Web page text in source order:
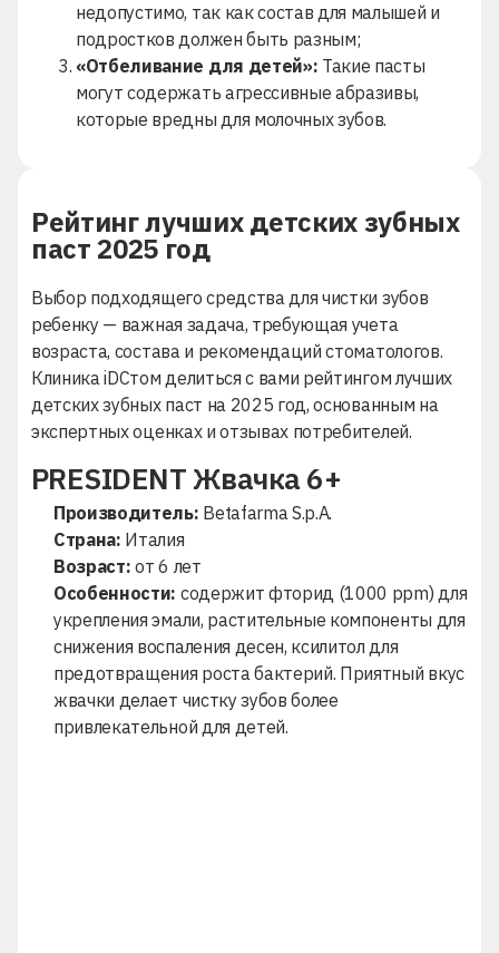
недопустимо, так как состав для малышей и
подростков должен быть разным;
«Отбеливание для детей»: Такие пасты
могут содержать агрессивные абразивы,
которые вредны для молочных зубов.
Рейтинг лучших детских зубных
паст 2025 год
Выбор подходящего средства для чистки зубов
ребенку — важная задача, требующая учета
возраста, состава и рекомендаций стоматологов.
Клиника iDСтом делиться с вами рейтингом лучших
детских зубных паст на 2025 год, основанным на
экспертных оценках и отзывах потребителей.
PRESIDENT Жвачка 6+
Производитель: Betafarma S.p.A.
Страна: Италия
Возраст: от 6 лет
Особенности: содержит фторид (1000 ppm) для
укрепления эмали, растительные компоненты для
снижения воспаления десен, ксилитол для
предотвращения роста бактерий. Приятный вкус
жвачки делает чистку зубов более
привлекательной для детей.